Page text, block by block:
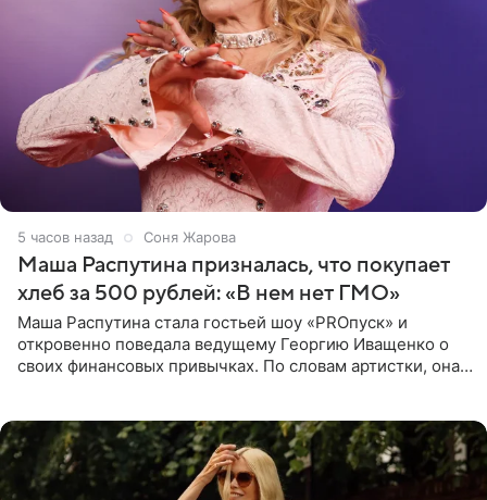
5 часов назад Соня Жарова
Маша Распутина призналась, что покупает
хлеб за 500 рублей: «В нем нет ГМО»
Маша Распутина стала гостьей шоу «PROпуск» и
откровенно поведала ведущему Георгию Иващенко о
своих финансовых привычках. По словам артистки, она